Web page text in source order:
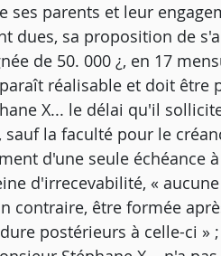
ses parents et leur
dues, sa proposition de
de 50. 000 ¿, en 17
réalisable et doit être
X... le délai qu'il
sauf la faculté pour le
d'une seule échéance
d'irrecevabilité, «
contraire, être formée
postérieurs à celle-ci